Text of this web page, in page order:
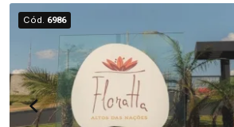
Cód. 6986